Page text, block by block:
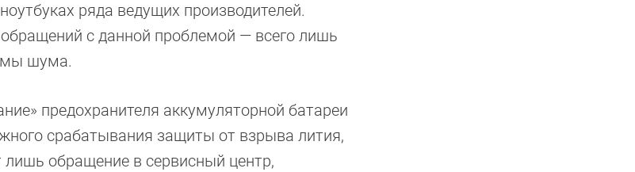
ряда ведущих производителей.
с данной проблемой — всего лишь
шума.
предохранителя аккумуляторной батареи
срабатывания защиты от взрыва лития,
обращение в сервисный центр,